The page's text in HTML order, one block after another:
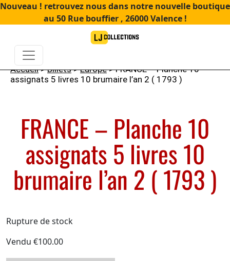
Nouveau ! retrouvez nous dans notre nouvelle boutique
au 50 Rue bouffier , 26000 Valence !
Accueil>Billets>Europe> FRANCE – Planche 10
assignats 5 livres 10 brumaire l’an 2 ( 1793 )
FRANCE – Planche 10
assignats 5 livres 10
brumaire l’an 2 ( 1793 )
Rupture de stock
Vendu €100.00